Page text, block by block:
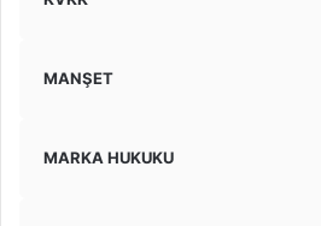
MANŞET
MARKA HUKUKU